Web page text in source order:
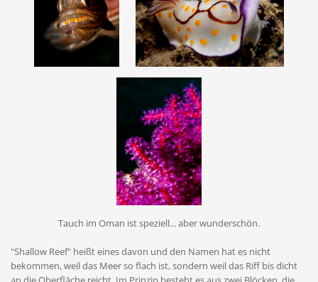
Tauch im Oman ist speziell... aber wunderschön.
"Shallow Reef" heißt eines davon und den Namen hat es nicht
bekommen, weil das Meer so flach ist, sondern weil das Riff bis dicht